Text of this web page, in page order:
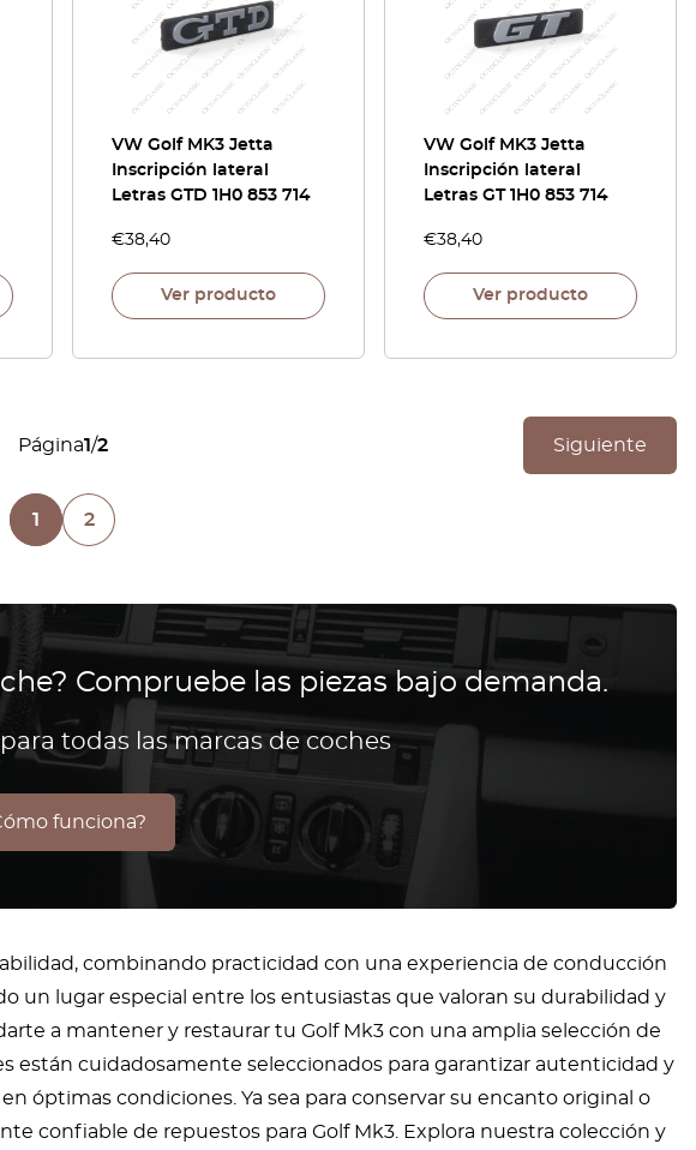
VW Golf MK3 Jetta
Inscripción lateral
Letras GTD 1H0 853 714
€38,40
Ver producto
VW Golf MK3 Jetta
Inscripción lateral
Letras GT 1H0 853 714
€38,40
Ver producto
Página1/2 Siguiente
1 2
Compruebe las piezas bajo demanda.
todas las marcas de coches
funciona?
combinando practicidad con una experiencia de conducción
un lugar especial entre los entusiastas que valoran su durabilidad y
a mantener y restaurar tu Golf Mk3 con una amplia selección de
están cuidadosamente seleccionados para garantizar autenticidad y
óptimas condiciones. Ya sea para conservar su encanto original o
confiable de repuestos para Golf Mk3. Explora nuestra colección y